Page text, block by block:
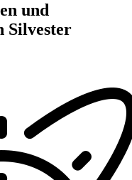
und
Silvester